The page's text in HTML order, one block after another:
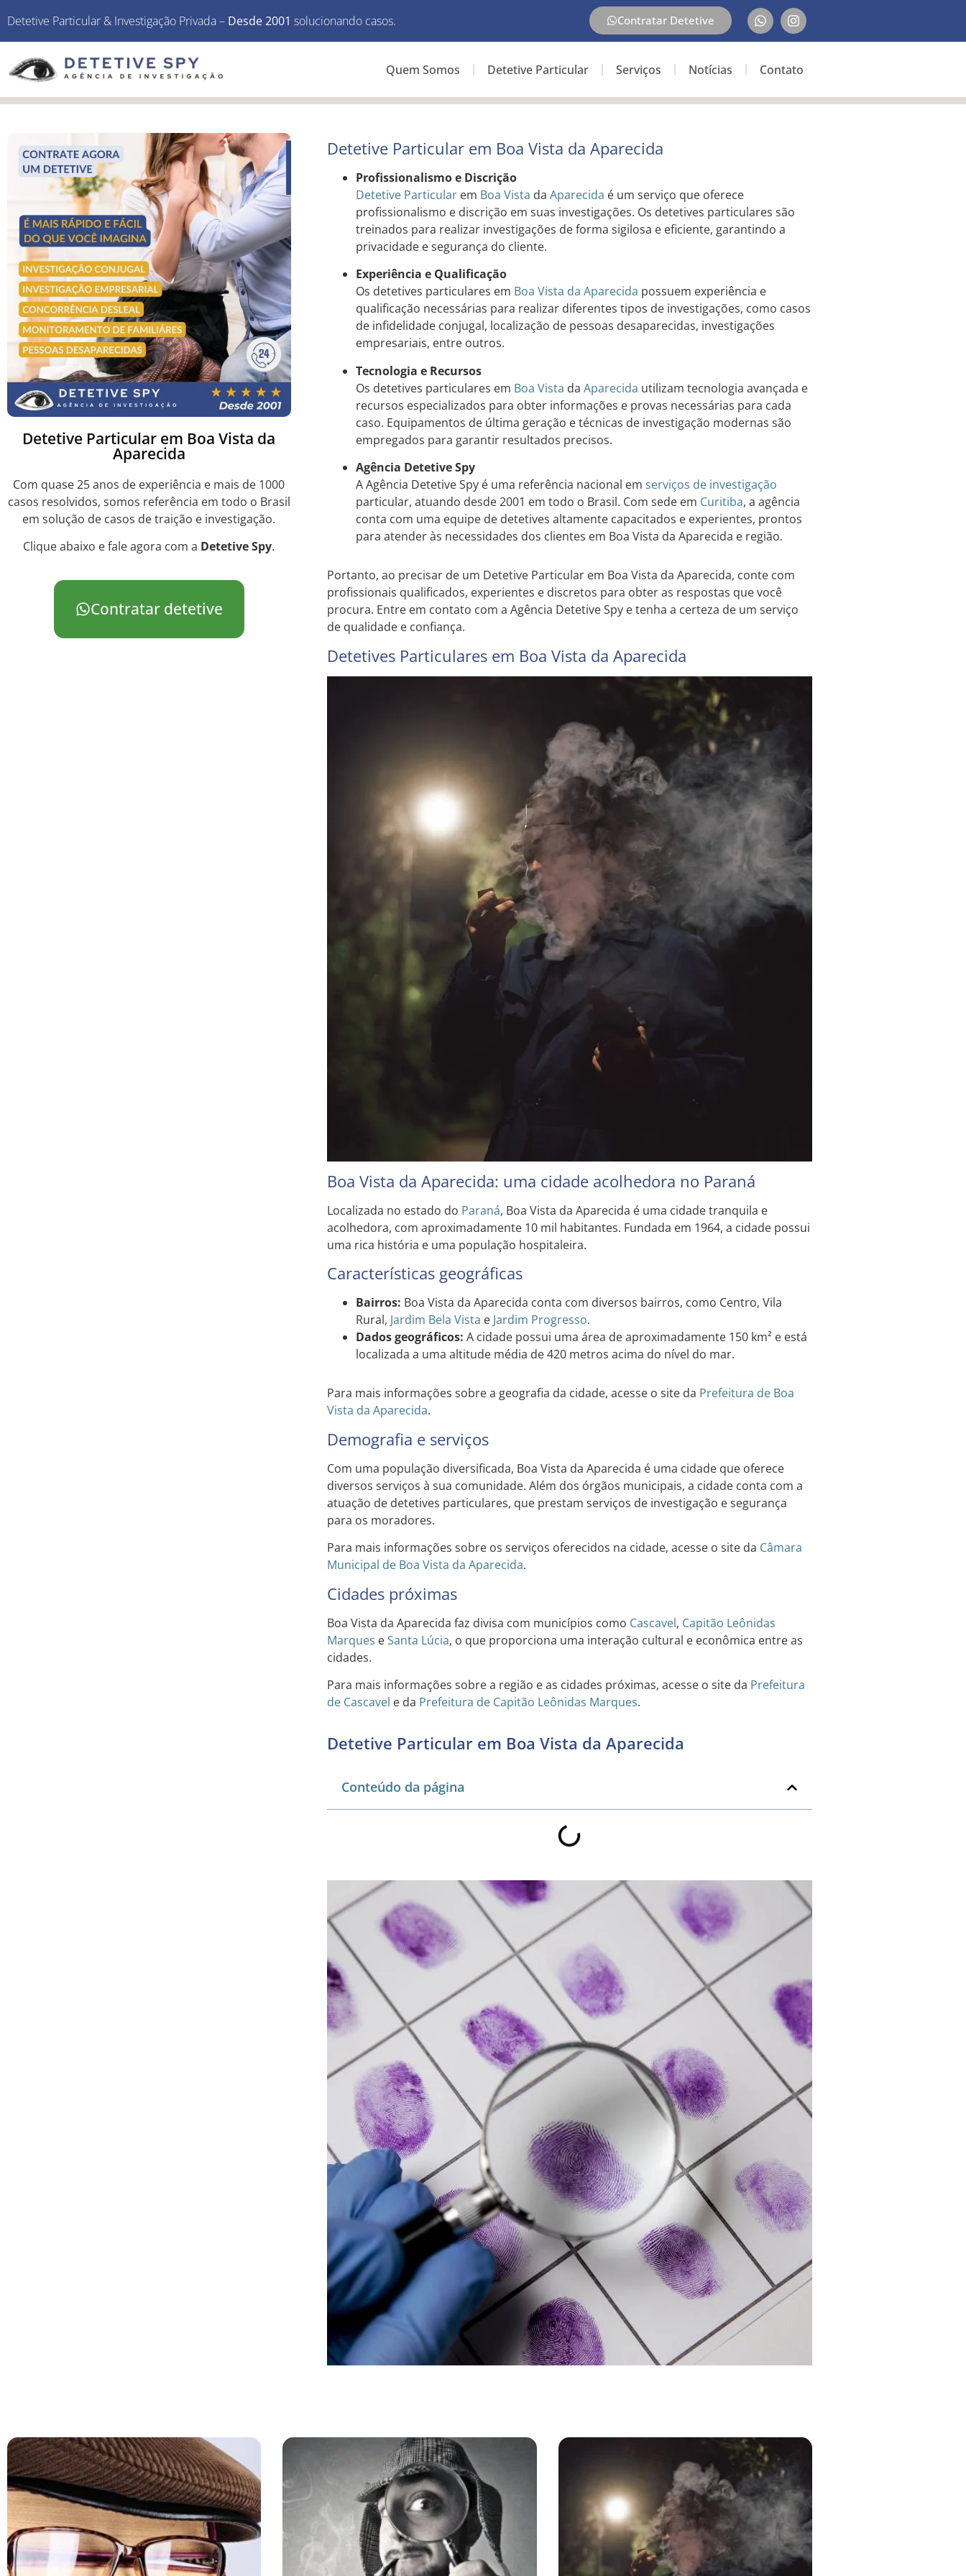
Detetive Particular & Investigação Privada – Desde 2001 solucionando casos. Contratar Detetive
Quem Somos Detetive Particular Serviços Notícias Contato
Detetive Particular em Boa Vista da
Aparecida
Com quase 25 anos de experiência e mais de 1000
casos resolvidos, somos referência em todo o Brasil
em solução de casos de traição e investigação.
Clique abaixo e fale agora com a Detetive Spy.
Contratar detetive
Detetive Particular em Boa Vista da Aparecida
Profissionalismo e Discrição
Detetive Particularem Boa Vista da Aparecida é um serviço que oferece
profissionalismo e discrição em suas investigações. Os detetives particulares são
treinados para realizar investigações de forma sigilosa e eficiente, garantindo a
privacidade e segurança do cliente.
Experiência e Qualificação
Os detetives particulares em Boa Vista da Aparecida possuem experiência e
qualificação necessárias para realizar diferentes tipos de investigações, como casos
de infidelidade conjugal, localização de pessoas desaparecidas, investigações
empresariais, entre outros.
Tecnologia e Recursos
Os detetives particulares em Boa Vista da Aparecida utilizam tecnologia avançada e
recursos especializados para obter informações e provas necessárias para cada
caso. Equipamentos de última geração e técnicas de investigação modernas são
empregados para garantir resultados precisos.
Agência Detetive Spy
A Agência Detetive Spy é uma referência nacional em serviços de investigação
particular, atuando desde 2001 em todo o Brasil. Com sede em Curitiba, a agência
conta com uma equipe de detetives altamente capacitados e experientes, prontos
para atender às necessidades dos clientes em Boa Vista da Aparecida e região.
Portanto, ao precisar de um Detetive Particular em Boa Vista da Aparecida, conte com
profissionais qualificados, experientes e discretos para obter as respostas que você
procura. Entre em contato com a Agência Detetive Spy e tenha a certeza de um serviço
de qualidade e confiança.
Detetives Particulares em Boa Vista da Aparecida
Boa Vista da Aparecida: uma cidade acolhedora no Paraná
Localizada no estado do Paraná, Boa Vista da Aparecida é uma cidade tranquila e
acolhedora, com aproximadamente 10 mil habitantes. Fundada em 1964, a cidade possui
uma rica história e uma população hospitaleira.
Características geográficas
Bairros: Boa Vista da Aparecida conta com diversos bairros, como Centro, Vila
Rural, Jardim Bela Vista e Jardim Progresso.
Dados geográficos: A cidade possui uma área de aproximadamente 150 km² e está
localizada a uma altitude média de 420 metros acima do nível do mar.
Para mais informações sobre a geografia da cidade, acesse o site da Prefeitura de Boa
Vista da Aparecida.
Demografia e serviços
Com uma população diversificada, Boa Vista da Aparecida é uma cidade que oferece
diversos serviços à sua comunidade. Além dos órgãos municipais, a cidade conta com a
atuação de detetives particulares, que prestam serviços de investigação e segurança
para os moradores.
Para mais informações sobre os serviços oferecidos na cidade, acesse o site da Câmara
Municipal de Boa Vista da Aparecida.
Cidades próximas
Boa Vista da Aparecida faz divisa com municípios como Cascavel, Capitão Leônidas
Marques eSanta Lúcia, o que proporciona uma interação cultural e econômica entre as
cidades.
Para mais informações sobre a região e as cidades próximas, acesse o site da Prefeitura
de Cascavel e da Prefeitura de Capitão Leônidas Marques.
Detetive Particular em Boa Vista da Aparecida
Conteúdo da página